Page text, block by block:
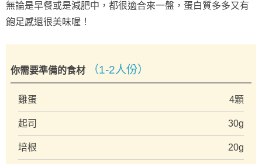
無論是早餐或是減肥中，都很適合來一盤，蛋白質多多又有
飽足感還很美味喔！
你需要準備的食材 （1-2人份）
雞蛋 4顆
起司 30g
培根 20g